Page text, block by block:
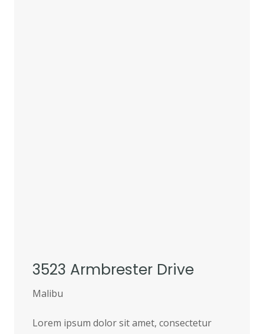
3523 Armbrester Drive
Malibu
Lorem ipsum dolor sit amet, consectetur